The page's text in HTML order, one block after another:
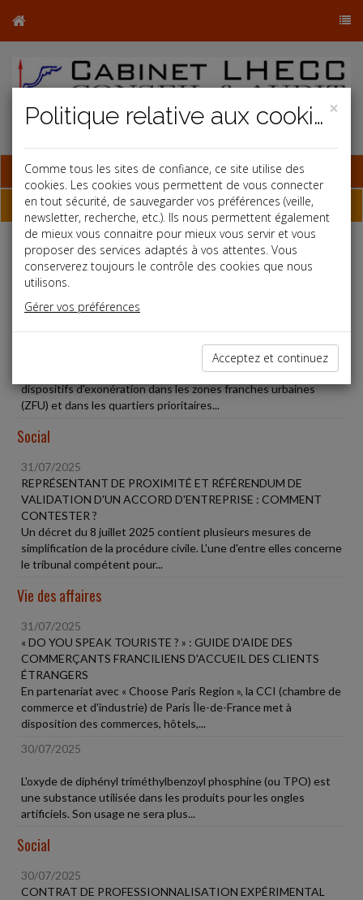
Base documentaire
Dépêches
Liste des dernières dépêches
Fiscal TPE
QPV ET ZFU : LES BOFIP SONT À JOUR !
La loi de finances pour 2025 a prorogé l'échéance des
dispositifs d'exonération dans les zones franches urbaines
(ZFU) et dans les quartiers prioritaires...
Social
31/07/2025
REPRÉSENTANT DE PROXIMITÉ ET RÉFÉRENDUM DE
VALIDATION D'UN ACCORD D'ENTREPRISE : COMMENT
CONTESTER ?
Un décret du 8 juillet 2025 contient plusieurs mesures de
simplification de la procédure civile. L'une d'entre elles concerne
le tribunal compétent pour...
Vie des affaires
31/07/2025
« DO YOU SPEAK TOURISTE ? » : GUIDE D'AIDE DES
COMMERÇANTS FRANCILIENS D'ACCUEIL DES CLIENTS
ÉTRANGERS
En partenariat avec « Choose Paris Region », la CCI (chambre de
commerce et d'industrie) de Paris Île-de-France met à
disposition des commerces, hôtels,...
30/07/2025
L'oxyde de diphényl triméthylbenzoyl phosphine (ou TPO) est
une substance utilisée dans les produits pour les ongles
artificiels. Son usage ne sera plus...
Social
30/07/2025
CONTRAT DE PROFESSIONNALISATION EXPÉRIMENTAL
×
Politique relative aux cookies
Comme tous les sites de confiance, ce site utilise des
cookies. Les cookies vous permettent de vous connecter
en tout sécurité, de sauvegarder vos préférences (veille,
newsletter, recherche, etc.). Ils nous permettent également
de mieux vous connaitre pour mieux vous servir et vous
proposer des services adaptés à vos attentes. Vous
conserverez toujours le contrôle des cookies que nous
utilisons.
Gérer vos préférences
Acceptez et continuez